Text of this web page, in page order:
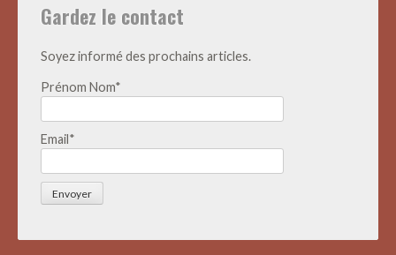
Gardez le contact
Soyez informé des prochains articles.
Prénom Nom*
Email*